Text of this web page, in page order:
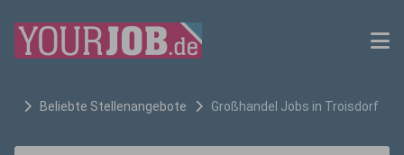
Beliebte Stellenangebote Großhandel Jobs in Troisdorf